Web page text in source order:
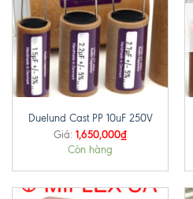
Duelund Cast PP 10uF 250V
Giá: 1,650,000₫
Còn hàng